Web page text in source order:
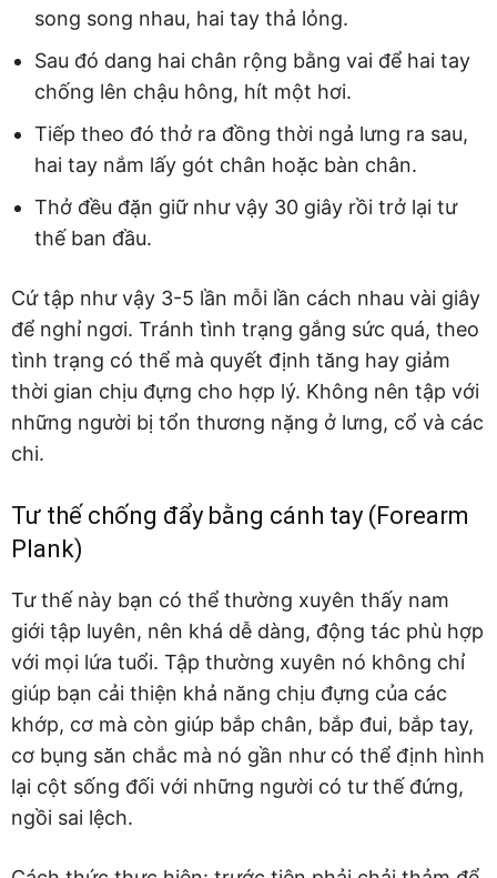
song song nhau, hai tay thả lỏng.
Sau đó dang hai chân rộng bằng vai để hai tay
chống lên chậu hông, hít một hơi.
Tiếp theo đó thở ra đồng thời ngả lưng ra sau,
hai tay nắm lấy gót chân hoặc bàn chân.
Thở đều đặn giữ như vậy 30 giây rồi trở lại tư
thế ban đầu.
Cứ tập như vậy 3-5 lần mỗi lần cách nhau vài giây
để nghỉ ngơi. Tránh tình trạng gắng sức quá, theo
tình trạng có thể mà quyết định tăng hay giảm
thời gian chịu đựng cho hợp lý. Không nên tập với
những người bị tổn thương nặng ở lưng, cổ và các
chi.
Tư thế chống đẩy bằng cánh tay (Forearm
Plank)
Tư thế này bạn có thể thường xuyên thấy nam
giới tập luyên, nên khá dễ dàng, động tác phù hợp
với mọi lứa tuổi. Tập thường xuyên nó không chỉ
giúp bạn cải thiện khả năng chịu đựng của các
khớp, cơ mà còn giúp bắp chân, bắp đui, bắp tay,
cơ bụng săn chắc mà nó gần như có thể định hình
lại cột sống đối với những người có tư thế đứng,
ngồi sai lệch.